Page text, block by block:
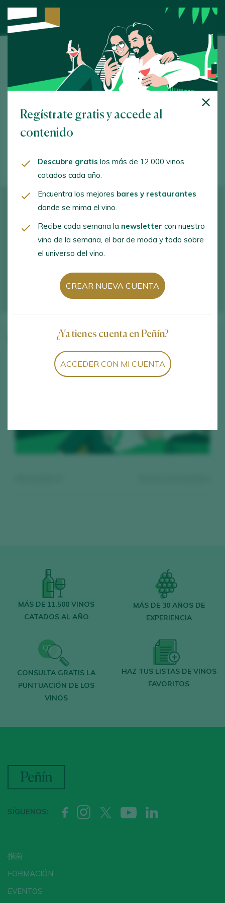
Bodegas Andrés Díaz
Palencia, 32. Navalcarnero. 28600 - Madrid
Vinos de la bodega
Regístrate gratis y accede al
contenido
Descubre gratis
los más de 12.000 vinos
Encuentra los mejores
restaurantes
donde se mima el vino.
Recibe cada semana la
newslettercon
nuestro vino de la semana, el bar de moda
MÁS DE 11.500 VINOS
CATADOS AL AÑO
MÁS DE 30 AÑOS DE
EXPERIENCIA
CONSULTA GRATIS LA
PUNTUACIÓN DE LOS
VINOS
HAZ TUS LISTAS DE VINOS
FAVORITOS
SÍGUENOS:
指南
FORMACIÓN
EVENTOS
Regístrate gratis y accede al
contenido
Descubre gratis los más de 12.000 vinos
catados cada año.
Encuentra los mejores bares y restaurantes
donde se mima el vino.
Recibe cada semana la newsletter con nuestro
vino de la semana, el bar de moda y todo sobre
el universo del vino.
CREAR NUEVA CUENTA
¿Ya tienes cuenta en Peñín?
ACCEDER CON MI CUENTA